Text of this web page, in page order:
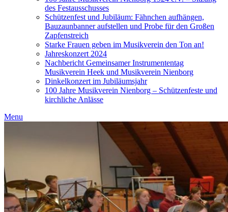
des Festausschusses
Schützenfest und Jubiläum: Fähnchen aufhängen,
Bauzaunbanner aufstellen und Probe für den Großen
Zapfenstreich
Starke Frauen geben im Musikverein den Ton an!
Jahreskonzert 2024
Nachbericht Gemeinsamer Instrumententag
Musikverein Heek und Musikverein Nienborg
Dinkelkonzert im Jubiläumsjahr
100 Jahre Musikverein Nienborg – Schützenfeste und
kirchliche Anlässe
Menu